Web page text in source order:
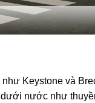
Keystone và
nước như